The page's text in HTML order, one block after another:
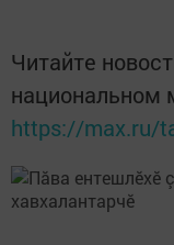
Читайте
национальном
https://max.ru/